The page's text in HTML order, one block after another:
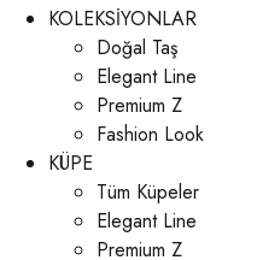
KOLEKSİYONLAR
Doğal Taş
Elegant Line
Premium Z
Fashion Look
KÜPE
Tüm Küpeler
Elegant Line
Premium Z